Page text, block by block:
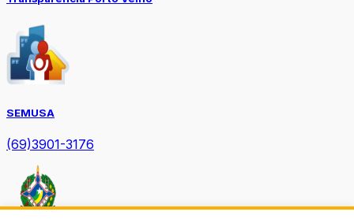
SEMUSA
(69)3901-3176